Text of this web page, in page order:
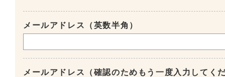
メールアドレス（英数半角）
メールアドレス（確認のためもう一度入力してく